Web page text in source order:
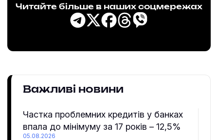
Читайте більше в наших соцмережах
Важливі новини
Частка проблемних кредитів у банках
впала до мінімуму за 17 років – 12,5%
05.08.2026